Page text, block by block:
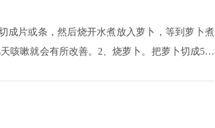
成片或条，然后烧开水煮放入萝卜，等到萝卜煮
咳嗽就会有所改善。2、烧萝卜。把萝卜切成5厘